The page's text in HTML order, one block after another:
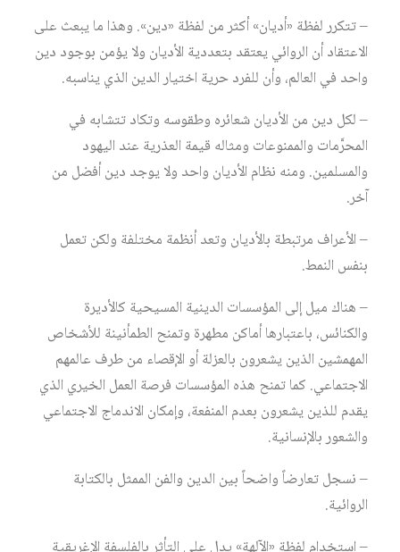
– تتكرر لفظة «أديان» أكثر من لفظة «دين». وهذا ما يبعث على
الاعتقاد أن الروائي يعتقد بتعددية الأديان ولا يؤمن بوجود دين
واحد في العالم، وأن للفرد حرية اختيار الدين الذي يناسبه.
– لكل دين من الأديان شعائره وطقوسه وتكاد تتشابه في
المحرَّمات والممنوعات ومثاله قيمة العذرية عند اليهود
والمسلمين. ومنه نظام الأديان واحد ولا يوجد دين أفضل من
آخر.
– الأعراف مرتبطة بالأديان وتعد أنظمة مختلفة ولكن تعمل
بنفس النمط.
– هناك ميل إلى المؤسسات الدينية المسيحية كالأديرة
والكنائس، باعتبارها أماكن مطهرة وتمنح الطمأنينة للأشخاص
المهمشين الذين يشعرون بالعزلة أو الإقصاء من طرف عالمهم
الاجتماعي. كما تمنح هذه المؤسسات فرصة العمل الخيري الذي
يقدم للذين يشعرون بعدم المنفعة، وإمكان الاندماج الاجتماعي
والشعور بالإنسانية.
– نسجل تعارضاً واضحاً بين الدين والفن الممثل بالكتابة
الروائية.